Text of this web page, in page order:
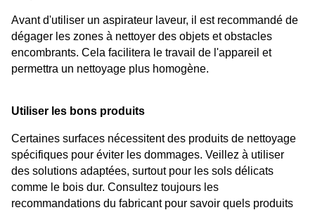
Avant d'utiliser un aspirateur laveur, il est recommandé de
dégager les zones à nettoyer des objets et obstacles
encombrants. Cela facilitera le travail de l'appareil et
permettra un nettoyage plus homogène.
Utiliser les bons produits
Certaines surfaces nécessitent des produits de nettoyage
spécifiques pour éviter les dommages. Veillez à utiliser
des solutions adaptées, surtout pour les sols délicats
comme le bois dur. Consultez toujours les
recommandations du fabricant pour savoir quels produits